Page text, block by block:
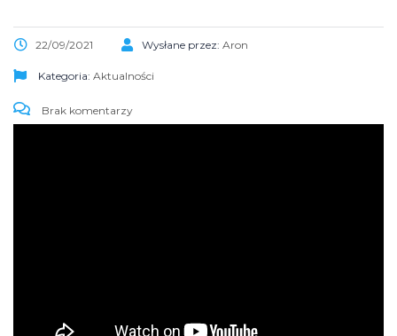
22/09/2021 Wysłane przez: Aron
Kategoria: Aktualności
Brak komentarzy